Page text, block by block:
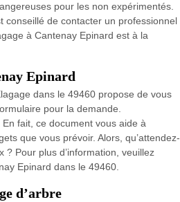
pour les non expérimentés.
conseillé de contacter un professionnel
à Cantenay Epinard est à la
Epinard
dans le 49460 propose de vous
pour la demande.
En fait, ce document vous aide à
que vous prévoir. Alors, qu’attendez-
Pour plus d’information, veuillez
Epinard dans le 49460.
d’arbre